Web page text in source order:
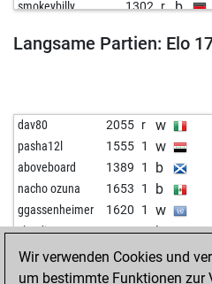
smokeybilly 1302 r b
jeremy55 1191 1 w
sunflux3 1161 0 w
namu159 1322 0 b
bardhan1981 849 r w
master of desaster 1355 1 w
ted the great 1030 0 b
klogy 1622 1 w
dk3108 1068 0 w
Langsame Partien: Elo
dav80 2055 r w
pasha12l 1555 1 w
aboveboard 1389 1 b
nacho ozuna 1653 1 b
ggassenheimer 1620 1 w
claudioarrau 1493 1 b
liontiger2 1849 1 b
zerrouki 1367 1 w
Wir verwenden Cookies und
um bestimmte Funktionen zur